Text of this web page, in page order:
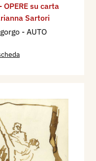
OPERE su carta
Sartori
- AUTO